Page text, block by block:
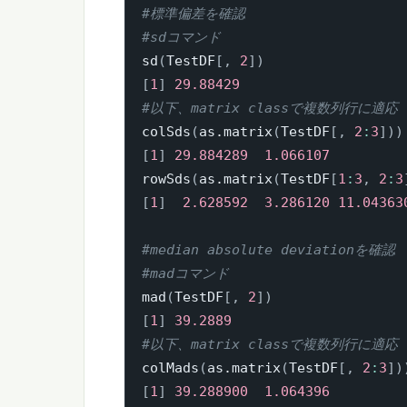
#標準偏差を確認
#sdコマンド
sd (TestDF [ , 2] )
[1]
29.88429
#以下、matrix classで複数列行に適応
colSds (as.matrix(TestDF [ , 2 : 3] ) )
[1] 29.884289
1.066107
rowSds (as.matrix(TestDF [1 : 3 , 2 : 3]
[1] 2.628592 3.286120
#median absolute deviationを確認
#madコマンド
mad (TestDF [ , 2] )
[1]
39.2889
#以下、matrix classで複数列行に適応
colMads (as.matrix(TestDF [ , 2 : 3] )
[1] 39.288900
1.064396